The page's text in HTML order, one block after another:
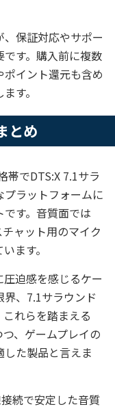
保証対応やサポー
です。購入前に複数
イント還元も含め
す。
とめ
でDTS:X 7.1サラ
ラットフォームに
す。音質面では
ャット用のマイク
ます。
迫感を感じるケー
、7.1サラウンド
れらを踏まえる
、ゲームプレイの
た製品と言えま
続で安定した音質